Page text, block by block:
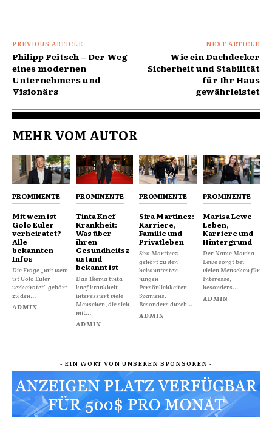
PREVIOUS ARTICLE
Philipp Peitsch – Der Weg
eines modernen
Unternehmers und
Visionärs
NEXT ARTICLE
Wie ein Dachdecker
Sicherheit und Stabilität
für Ihr Haus
gewährleistet
MEHR VOM AUTOR
PROMINENTE
Mit wem ist
Golo Euler
verheiratet?
Alle
bekannten
Infos
Die Frage „mit wem
ist Golo Euler
verheiratet“ gehört
zu den...
ADMIN
PROMINENTE
Tinta Knef
Krankheit:
Was über
ihren
Gesundheitsz
ustand
bekannt ist
Das Thema tinta
knef krankheit
interessiert viele
Menschen, die sich
mit...
ADMIN
PROMINENTE
Sira Martínez:
Karriere,
Familie und
Privatleben
Sira Martínez
gehört zu den
bekanntesten
jungen
Persönlichkeiten
Spaniens.
Besonders durch...
ADMIN
PROMINENTE
Marisa Lewe –
Leben,
Karriere und
Hintergrund
Der Name Marisa
Lewe sorgt bei
vielen Menschen für
Interesse,
besonders...
ADMIN
- EIN WORT VON UNSEREN SPONSOREN -